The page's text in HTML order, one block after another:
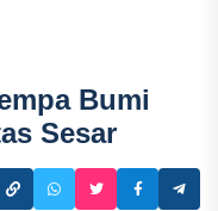
Bumi
Sesar